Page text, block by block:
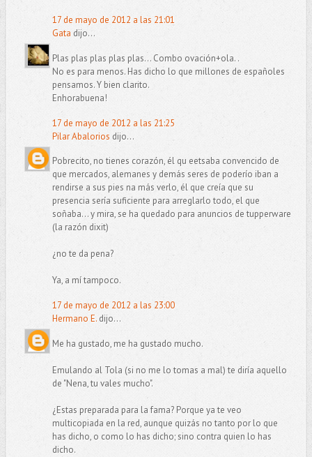
17 de mayo de 2012 a las 21:01
Gata dijo...
Plas plas plas plas plas... Combo ovación+ola. .
No es para menos. Has dicho lo que millones de españoles
pensamos. Y bien clarito.
Enhorabuena!
17 de mayo de 2012 a las 21:25
Pilar Abalorios dijo...
Pobrecito, no tienes corazón, él qu eetsaba convencido de
que mercados, alemanes y demás seres de poderío iban a
rendirse a sus pies na más verlo, él que creía que su
presencia sería suficiente para arreglarlo todo, el que
soñaba... y mira, se ha quedado para anuncios de tupperware
(la razón dixit)
¿no te da pena?
Ya, a mí tampoco.
17 de mayo de 2012 a las 23:00
Hermano E.dijo...
Me ha gustado, me ha gustado mucho.
Emulando al Tola (si no me lo tomas a mal) te diría aquello
de "Nena, tu vales mucho".
¿Estas preparada para la fama? Porque ya te veo
multicopiada en la red, aunque quizás no tanto por lo que
has dicho, o como lo has dicho; sino contra quien lo has
dicho.